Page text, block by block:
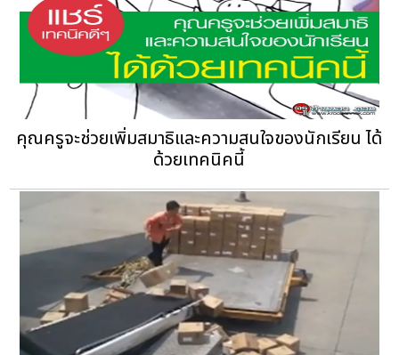
คุณครูจะช่วยเพิ่มสมาธิและความสนใจของนักเรียน ได้
ด้วยเทคนิคนี้